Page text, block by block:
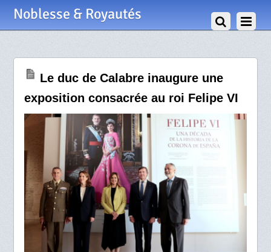
Noblesse & Royautés
Le duc de Calabre inaugure une
exposition consacrée au roi Felipe VI